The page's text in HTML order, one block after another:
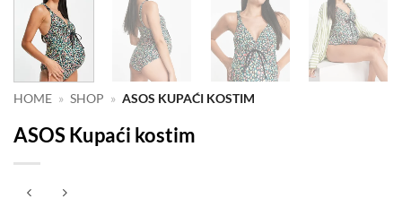
HOME » SHOP » ASOS KUPAĆI KOSTIM
ASOS Kupaći kostim